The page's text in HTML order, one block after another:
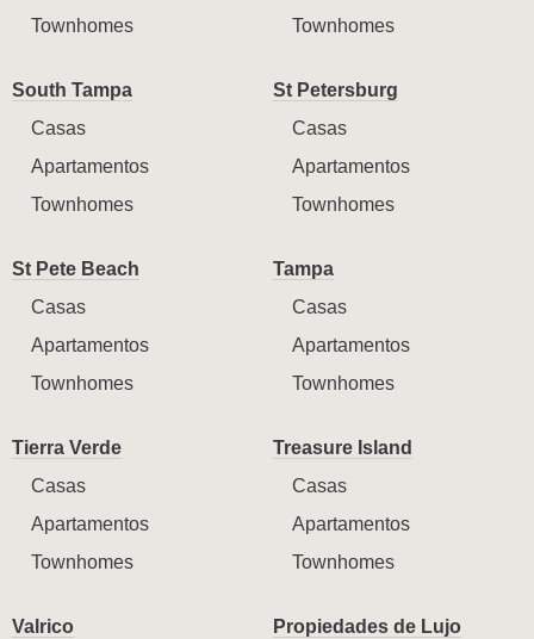
Townhomes
Townhomes
South Tampa
Casas
Apartamentos
Townhomes
St Petersburg
Casas
Apartamentos
Townhomes
St Pete Beach
Casas
Apartamentos
Townhomes
Tampa
Casas
Apartamentos
Townhomes
Tierra Verde
Casas
Apartamentos
Townhomes
Treasure Island
Casas
Apartamentos
Townhomes
Valrico
Propiedades de Lujo